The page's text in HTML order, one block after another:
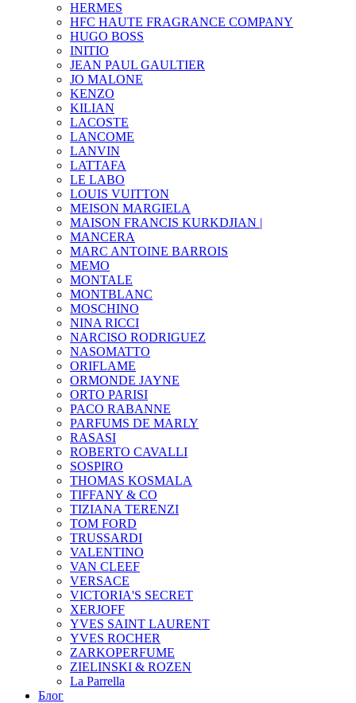
HERMES
HFC HAUTE FRAGRANCE COMPANY
HUGO BOSS
INITIO
JEAN PAUL GAULTIER
JO MALONE
KENZO
KILIAN
LACOSTE
LANCOME
LANVIN
LATTAFA
LE LABO
LOUIS VUITTON
MEISON MARGIELA
MAISON FRANCIS KURKDJIAN |
MANCERA
MARC ANTOINE BARROIS
MEMO
MONTALE
MONTBLANC
MOSCHINO
NINA RICCI
NARCISO RODRIGUEZ
NASOMATTO
ORIFLAME
ORMONDE JAYNE
ORTO PARISI
PACO RABANNE
PARFUMS DE MARLY
RASASI
ROBERTO CAVALLI
SOSPIRO
THOMAS KOSMALA
TIFFANY & CO
TIZIANA TERENZI
TOM FORD
TRUSSARDI
VALENTINO
VAN CLEEF
VERSACE
VICTORIA'S SECRET
XERJOFF
YVES SAINT LAURENT
YVES ROCHER
ZARKOPERFUME
ZIELINSKI & ROZEN
La Parrella
Блог